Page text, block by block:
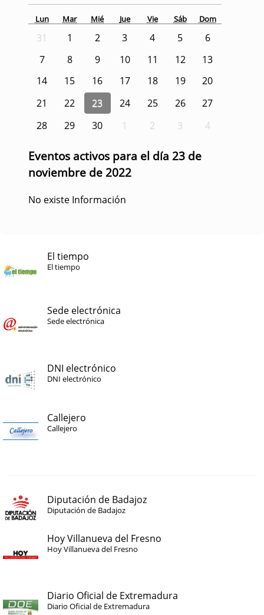
Lun Mar Mié Jue Vie Sáb Dom
31 1 2 3 4 5
6
7
8 9 10 11 12
13
14
15 16 17 18 19
20
21
22 23 24 25 26
27
28
29 30 1 2 3 4
Eventos activos para el día 23 de
noviembre de 2022
No existe Información
El tiempo
El tiempo
Sede electrónica
Sede electrónica
DNI electrónico
DNI electrónico
Callejero
Callejero
Diputación de Badajoz
Diputación de Badajoz
Hoy Villanueva del Fresno
Hoy Villanueva del Fresno
Diario Oficial de Extremadura
Diario Oficial de Extremadura